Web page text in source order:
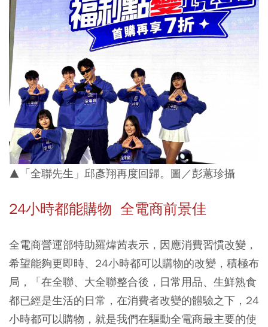
▲「全聯先生」邱彥翔再度回歸。圖／彭蕙珍攝
24小時都能購物 全電商前景佳
全電商營運部特助羅煒茜表示，因應消費習慣改變，
希望能夠更即時、24小時都可以購物的改變，積極布
局，「在全聯、大全聯整合後，日常用品、生鮮熟食
都已經是生活的日常，在消費者改變的體驗之下，24
小時都可以購物，就是我們在驅動全電商最主要的使